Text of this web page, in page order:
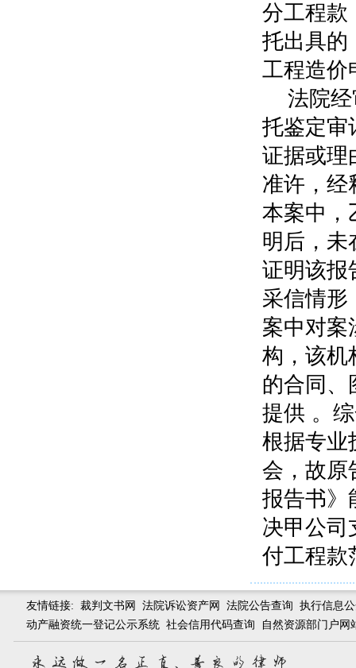
分工程款
托出具的
工程造价
法院
托鉴定审
证据或理
准许，经
本案中，
明后，未
证明该报
采信情形
案中对案
构，该机
的合同、
提供 。
根据专业
会，故原
报告书》
决甲公司
付工程款
友情链接: 裁判文书网 法院诉讼资产网 法院公告查询 执行信息
动产融资统一登记公示系统 社会信用代码查询 自然资源部门户网